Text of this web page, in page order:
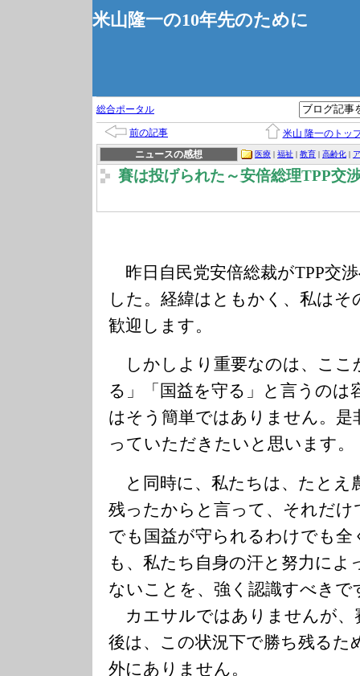
米山隆一の10年先のために
総合ポータル
前の記事
米山 隆一のトッ
ニュースの感想
医療 | 福祉 | 教育 | 高齢化 |
賽は投げられた～安倍総理TPP交
昨日自民党安倍総裁がTPP交
した。経緯はともかく、私は
歓迎します。
しかしより重要なのは、ここ
る」「国益を守る」と言うのは
はそう簡単ではありません。是
っていただきたいと思います。
と同時に、私たちは、たとえ
残ったからと言って、それだ
でも国益が守られるわけでも全
も、私たち自身の汗と努力に
ないことを、強く認識すべきで
カエサルではありませんが、
後は、この状況下で勝ち残るた
外にありません。